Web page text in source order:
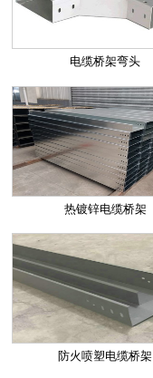
电缆桥架弯头
热镀锌电缆桥架
防火喷塑电缆桥架